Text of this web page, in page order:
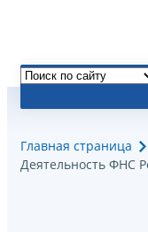
Главная страница
Деятельность ФНС